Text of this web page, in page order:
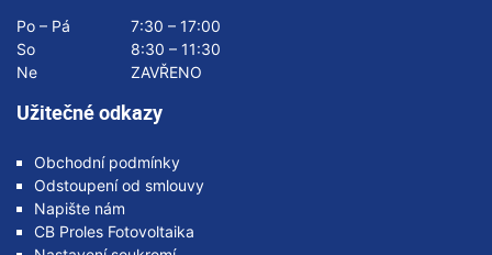
Po – Pá
7:30 – 17:00
So
8:30 – 11:30
Ne
ZAVŘENO
Užitečné odkazy
Obchodní podmínky
Odstoupení od smlouvy
Napište nám
CB Proles Fotovoltaika